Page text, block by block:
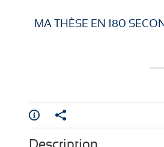
i
r
i
r
MA THÈSE EN 180
Description